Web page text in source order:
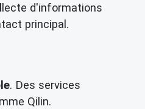
d'informations
principal.
. Des services
Qilin.